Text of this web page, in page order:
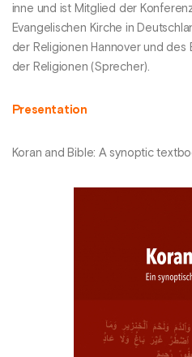
inne und ist Mitglied der
Evangelischen Kirche in
der Religionen Hannover und des
der Religionen (Sprecher).
Presentation
Koran and Bible: A synoptic